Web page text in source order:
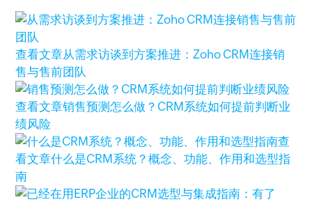
查看文章从需求访谈到方案推进：Zoho CRM连接销
售与售前团队
查看文章销售预测怎么做？CRM系统如何提前判断业
绩风险
查
看文章什么是CRM系统？概念、功能、作用和选型指
南